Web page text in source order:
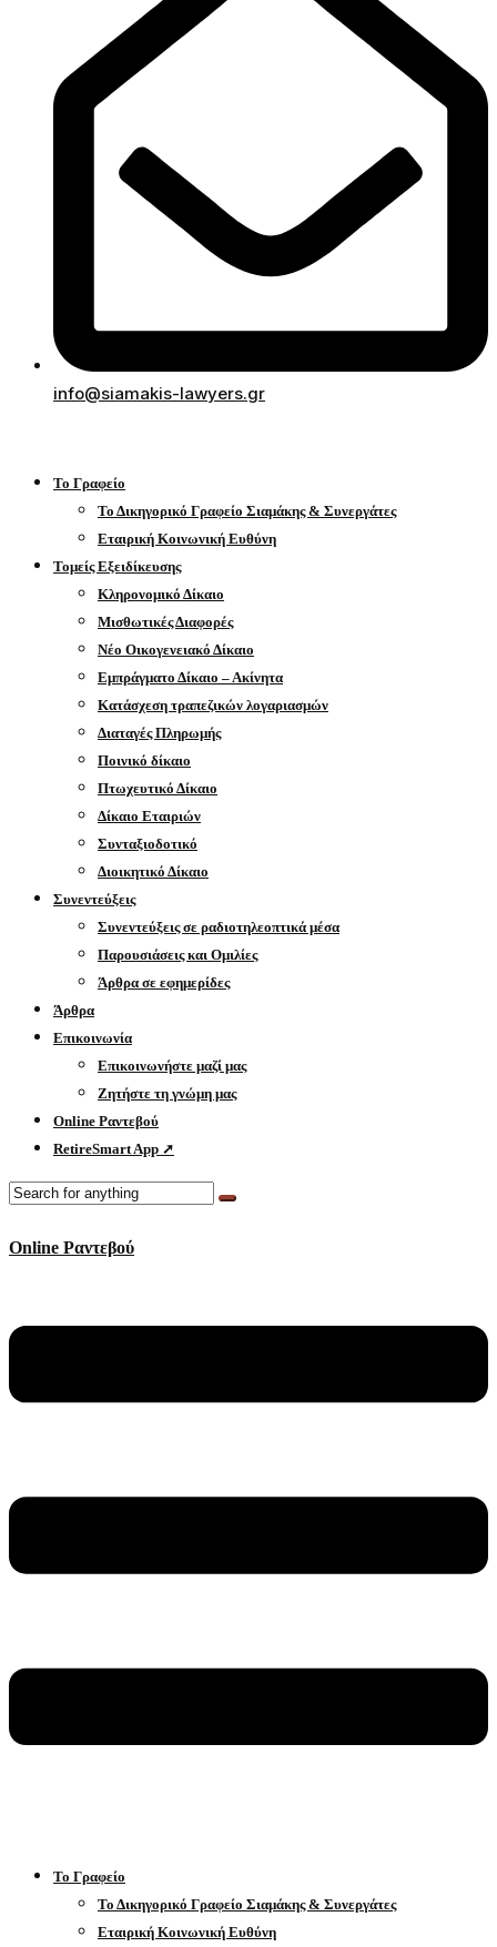
info@siamakis-lawyers.gr
Το Γραφείο
Το Δικηγορικό Γραφείο Σιαμάκης & Συνεργάτες
Εταιρική Κοινωνική Ευθύνη
Τομείς Εξειδίκευσης
Κληρονομικό Δίκαιο
Μισθωτικές Διαφορές
Νέο Οικογενειακό Δίκαιο
Εμπράγματο Δίκαιο – Ακίνητα
Κατάσχεση τραπεζικών λογαριασμών
Διαταγές Πληρωμής
Ποινικό δίκαιο
Πτωχευτικό Δίκαιο
Δίκαιο Εταιριών
Συνταξιοδοτικό
Διοικητικό Δίκαιο
Συνεντεύξεις
Συνεντεύξεις σε ραδιοτηλεοπτικά μέσα
Παρουσιάσεις και Ομιλίες
Άρθρα σε εφημερίδες
Άρθρα
Επικοινωνία
Επικοινωνήστε μαζί μας
Ζητήστε τη γνώμη μας
Online Ραντεβού
RetireSmart App ➚
Online Ραντεβού
Το Γραφείο
Το Δικηγορικό Γραφείο Σιαμάκης & Συνεργάτες
Εταιρική Κοινωνική Ευθύνη